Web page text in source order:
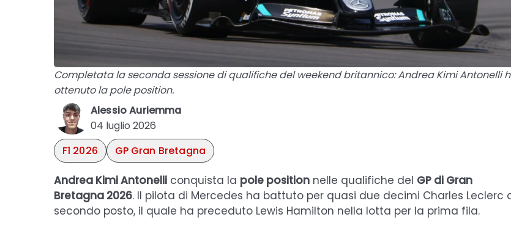
Completata la seconda sessione di qualifiche del weekend britannico: Andrea Kimi Antonelli
ottenuto la pole position.
Alessio Auriemma
04 luglio 2026
F1 2026
GP Gran Bretagna
Andrea Kimi Antonelli conquista la pole position nelle qualifiche del GP di Gran
Bretagna 2026. Il pilota di Mercedes ha battuto per quasi due decimi Charles Leclerc
secondo posto, il quale ha preceduto Lewis Hamilton nella lotta per la prima fila.